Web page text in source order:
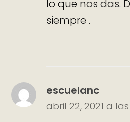
lo que nos das.
siempre .
escuelanc
abril 22, 2021 a las